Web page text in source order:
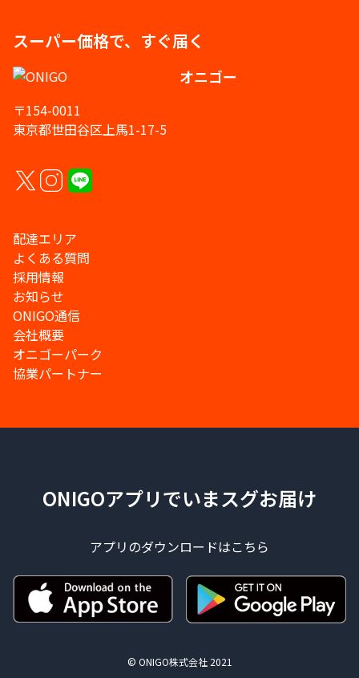
スーパー価格で、すぐ届く
オニゴー
〒154-0011
東京都世田谷区上馬1-17-5
配達エリア
よくある質問
採用情報
お知らせ
ONIGO通信
会社概要
オニゴーパーク
協業パートナー
ONIGOアプリでいまスグお届け
アプリのダウンロードはこちら
© ONIGO株式会社 2021